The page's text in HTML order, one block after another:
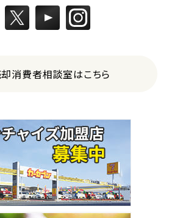
消費者相談室はこちら